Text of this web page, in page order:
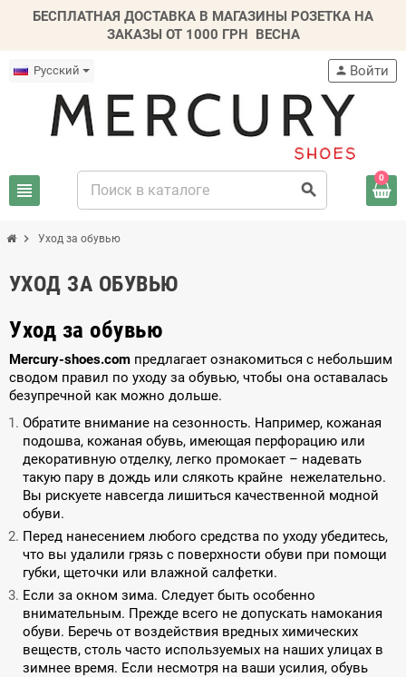
БЕСПЛАТНАЯ ДОСТАВКА В МАГАЗИНЫ РОЗЕТКА НА
ЗАКАЗЫ ОТ 1000 ГРН ВЕСНА
Русский
view_headline search
person Войти
0
chevron_right Уход за обувью
УХОД ЗА ОБУВЬЮ
Уход за обувью
Mercury-shoes.com предлагает ознакомиться с небольшим
сводом правил по уходу за обувью, чтобы она оставалась
безупречной как можно дольше.
Обратите внимание на сезонность. Например, кожаная
подошва, кожаная обувь, имеющая перфорацию или
декоративную отделку, легко промокает – надевать
такую пару в дождь или слякоть крайне нежелательно.
Вы рискуете навсегда лишиться качественной модной
обуви.
Перед нанесением любого средства по уходу убедитесь,
что вы удалили грязь с поверхности обуви при помощи
губки, щеточки или влажной салфетки.
Если за окном зима. Следует быть особенно
внимательным. Прежде всего не допускать намокания
обуви. Беречь от воздействия вредных химических
веществ, столь часто используемых на наших улицах в
зимнее время. Если несмотря на ваши усилия, обувь